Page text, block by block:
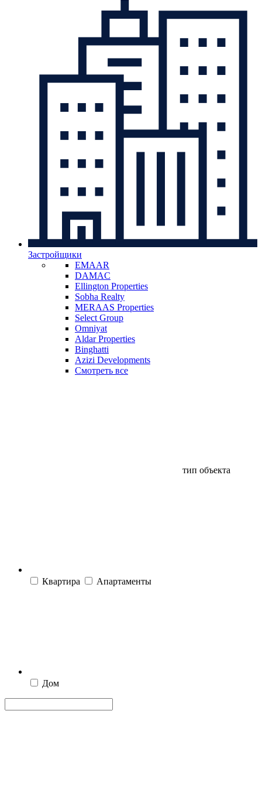
Застройщики
EMAAR
DAMAC
Ellington Properties
Sobha Realty
MERAAS Properties
Select Group
Omniyat
Aldar Properties
Binghatti
Azizi Developments
Смотреть все
тип объекта
Квартира Апартаменты
Дом